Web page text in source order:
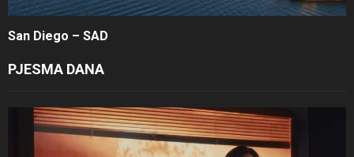
San Diego – SAD
PJESMA DANA